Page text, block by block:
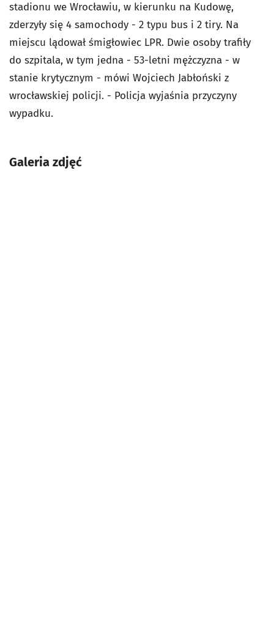
stadionu we Wrocławiu, w kierunku na Kudowę,
zderzyły się 4 samochody - 2 typu bus i 2 tiry. Na
miejscu lądował śmigłowiec LPR. Dwie osoby trafiły
do szpitala, w tym jedna - 53-letni mężczyzna - w
stanie krytycznym - mówi Wojciech Jabłoński z
wrocławskiej policji. - Policja wyjaśnia przyczyny
wypadku.
Galeria zdjęć